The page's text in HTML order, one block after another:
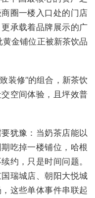
圈一楼入口处的门店
承载着品牌展示的广
金铺位正被新茶饮品
装修”的组合，新茶饮
空间体验，且坪效普
犹豫：当奶茶店能以
吃掉一楼铺位，哈根
约，只是时间问题。
瑞城店、朝阳大悦城
这些单体事件串联起